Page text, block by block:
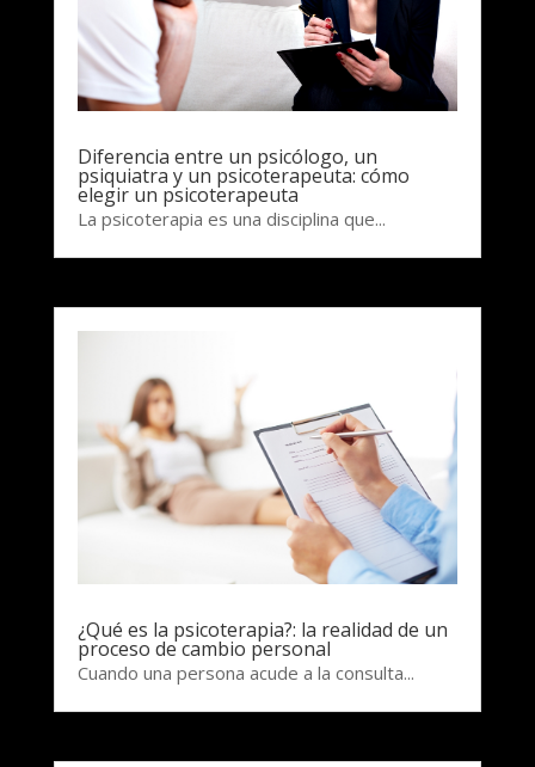
Diferencia entre un psicólogo, un
psiquiatra y un psicoterapeuta: cómo
elegir un psicoterapeuta
La psicoterapia es una disciplina que...
¿Qué es la psicoterapia?: la realidad de un
proceso de cambio personal
Cuando una persona acude a la consulta...